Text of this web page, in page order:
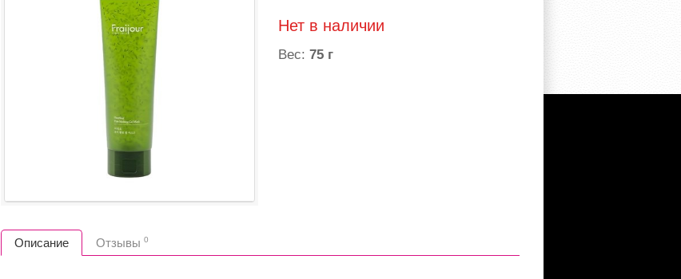
Нет в наличии
Вес: 75 г
Описание Отзывы 0